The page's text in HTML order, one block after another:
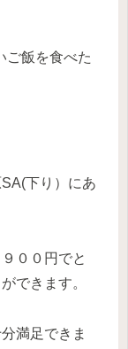
ご飯を食べた
下り）にあ
００円でと
できます。
満足できま